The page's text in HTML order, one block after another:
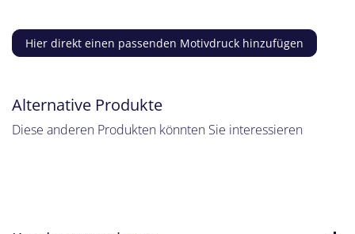
Hier direkt einen passenden Motivdruck hinzufügen
Alternative Produkte
Diese anderen Produkten könnten Sie interessieren